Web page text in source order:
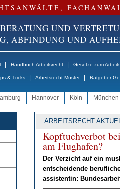
UND
ABFINDUNG UND
Handbuch Arbeitsrecht Gesetze zum
& Tricks Arbeitsrecht Muster Ratgeber
Hannover Köln München
ARBEITSRECHT
Kopf­tuch­ver­bot
am Flug­ha­fen?
Der Ver­zicht auf ein
ent­schei­den­de
as­sis­ten­tin: